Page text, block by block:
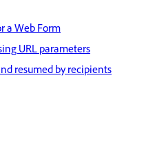
a Web Form
URL parameters
resumed by recipients